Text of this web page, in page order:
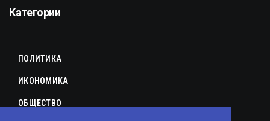
Категории
ПОЛИТИКА
ИКОНОМИКА
ОБЩЕСТВО